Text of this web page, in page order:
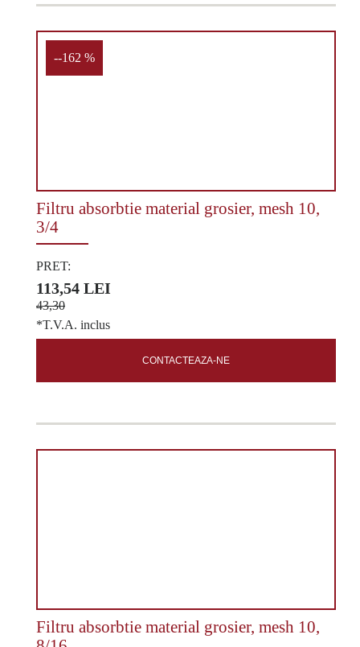
--162 %
Filtru absorbtie material grosier, mesh 10,
3/4
PRET:
113,54 LEI
43,30
*T.V.A. inclus
CONTACTEAZA-NE
Filtru absorbtie material grosier, mesh 10,